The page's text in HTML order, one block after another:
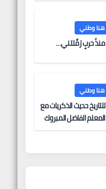
هنا وطني
منذُ حربٍ رَمَّلتني…
هنا وطني
للتاريخ حديث الذكريات مع
المعلم الفاضل المبروك